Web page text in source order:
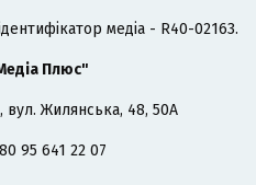
медіа - R40-02163.
Плюс"
вул. Жилянська, 48, 50А
95 641 22 07